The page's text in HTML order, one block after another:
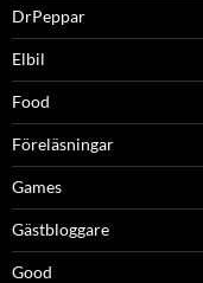
DrPeppar
Elbil
Food
Föreläsningar
Games
Gästbloggare
Good